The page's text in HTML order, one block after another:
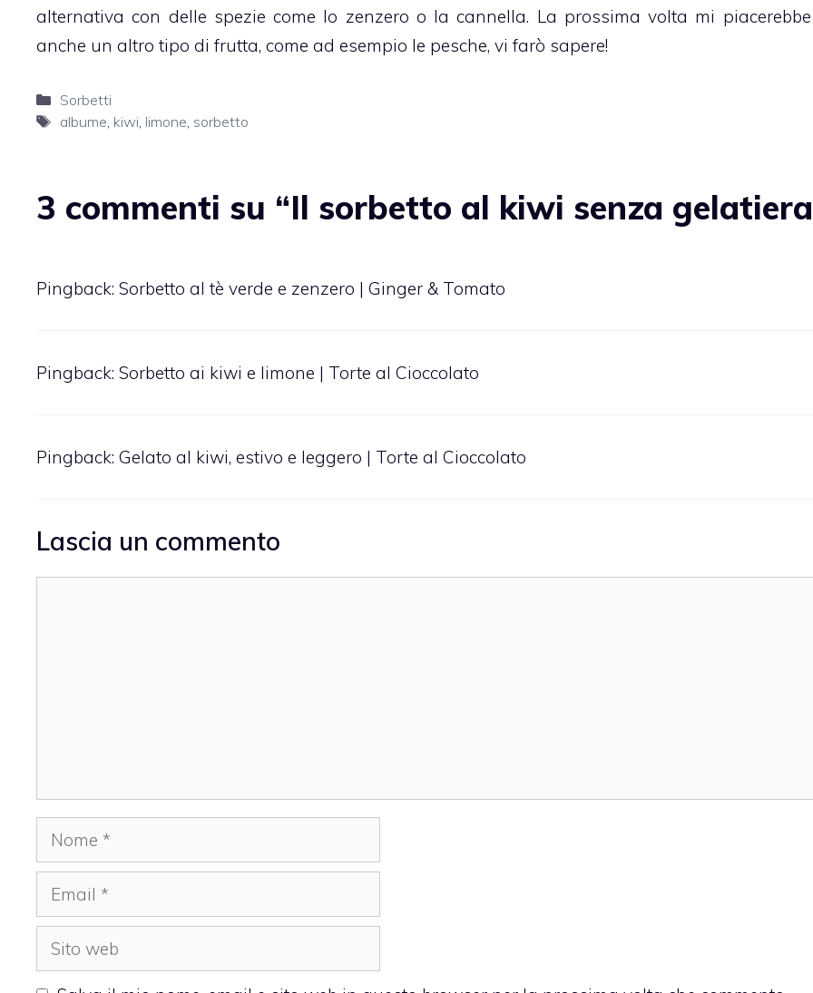
alternativa con delle spezie come lo zenzero o la cannella. La prossima volta mi
anche un altro tipo di frutta, come ad esempio le pesche, vi farò sapere!
Categorie
Sorbetti
Tag
albume, kiwi, limone, sorbetto
3 commenti su “Il sorbetto al kiwi senza
Pingback: Sorbetto al tè verde e zenzero | Ginger & Tomato
Pingback: Sorbetto ai kiwi e limone | Torte al Cioccolato
Pingback: Gelato al kiwi, estivo e leggero | Torte al Cioccolato
Lascia un commento
Nome
Email
Sito
web